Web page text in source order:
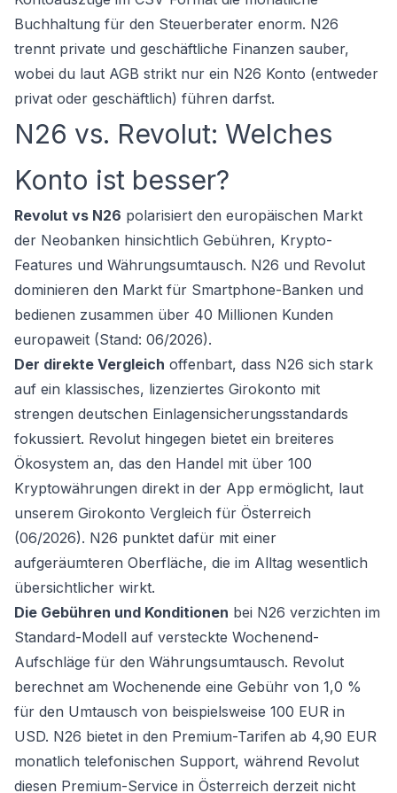
Buchhaltung für den Steuerberater enorm. N26
trennt private und geschäftliche Finanzen sauber,
wobei du laut AGB strikt nur ein N26 Konto (entweder
privat oder geschäftlich) führen darfst.
N26 vs. Revolut: Welches
Konto ist besser?
Revolut vs N26 polarisiert den europäischen Markt
der Neobanken hinsichtlich Gebühren, Krypto-
Features und Währungsumtausch. N26 und Revolut
dominieren den Markt für Smartphone-Banken und
bedienen zusammen über 40 Millionen Kunden
europaweit (Stand: 06/2026).
Der direkte Vergleich offenbart, dass N26 sich stark
auf ein klassisches, lizenziertes Girokonto mit
strengen deutschen Einlagensicherungsstandards
fokussiert. Revolut hingegen bietet ein breiteres
Ökosystem an, das den Handel mit über 100
Kryptowährungen direkt in der App ermöglicht, laut
unserem Girokonto Vergleich für Österreich
(06/2026). N26 punktet dafür mit einer
aufgeräumteren Oberfläche, die im Alltag wesentlich
übersichtlicher wirkt.
Die Gebühren und Konditionen bei N26 verzichten im
Standard-Modell auf versteckte Wochenend-
Aufschläge für den Währungsumtausch. Revolut
berechnet am Wochenende eine Gebühr von 1,0 %
für den Umtausch von beispielsweise 100 EUR in
USD. N26 bietet in den Premium-Tarifen ab 4,90 EUR
monatlich telefonischen Support, während Revolut
diesen Premium-Service in Österreich derzeit nicht